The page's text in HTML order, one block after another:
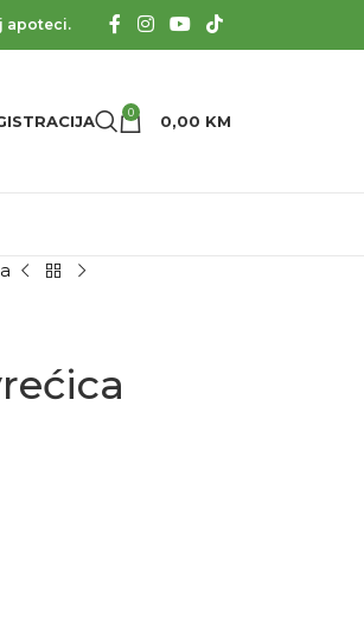
apoteci.
0 0,00 KM